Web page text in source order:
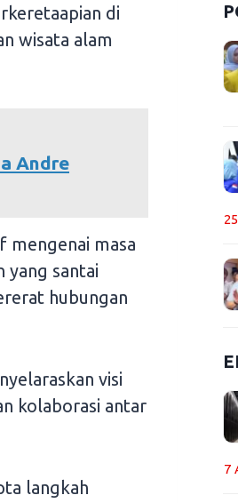
di
wisata alam
Andre
mengenai masa
yang santai
hubungan
visi
kolaborasi antar
langkah
7